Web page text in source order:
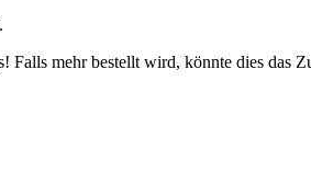
mehr bestellt wird, könnte dies das